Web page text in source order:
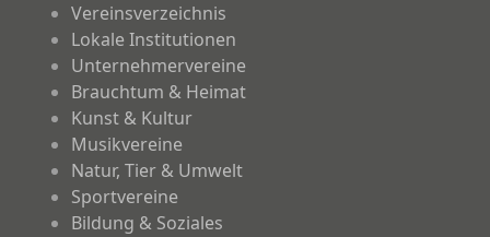
Vereinsverzeichnis
Lokale Institutionen
Unternehmervereine
Brauchtum & Heimat
Kunst & Kultur
Musikvereine
Natur, Tier & Umwelt
Sportvereine
Bildung & Soziales